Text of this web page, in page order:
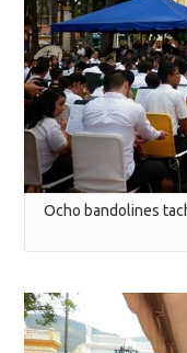
Ocho bandolines